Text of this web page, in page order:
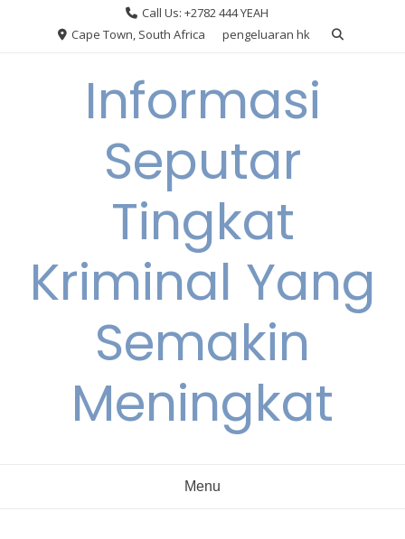
Call Us: +2782 444 YEAH
Cape Town, South Africa
pengeluaran hk
Informasi
Seputar
Tingkat
Kriminal Yang
Semakin
Meningkat
Menu